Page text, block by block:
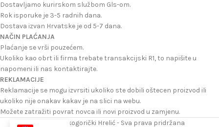
Dostavljamo kurirskom službom Gls-om.
Rok isporuke je 3-5 radnih dana.
Dostava izvan Hrvatske je od 5-7 dana.
NAČIN PLAĆANJA
Plaćanje se vrši pouzećem.
Ukoliko kao obrt ili firma trebate transakcijski R1, to napišite u
napomeni ili nas kontaktirajte.
REKLAMACIJE
Reklamacije se mogu izvrsiti ukoliko ste dobili oštecen proizvod ili
ukoliko nije onakav kakav je na slici na webu.
Možete zatražiti povrat novca ili novi proizvod u zamjenu.
©2024 Velikogorički Hrelić - Sva prava pridržana